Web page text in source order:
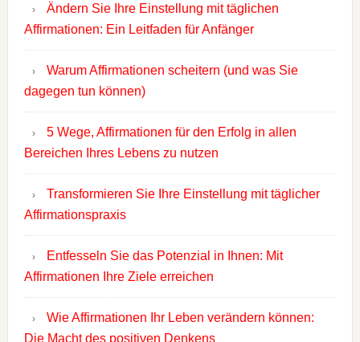
Ändern Sie Ihre Einstellung mit täglichen
Affirmationen: Ein Leitfaden für Anfänger
Warum Affirmationen scheitern (und was Sie
dagegen tun können)
5 Wege, Affirmationen für den Erfolg in allen
Bereichen Ihres Lebens zu nutzen
Transformieren Sie Ihre Einstellung mit täglicher
Affirmationspraxis
Entfesseln Sie das Potenzial in Ihnen: Mit
Affirmationen Ihre Ziele erreichen
Wie Affirmationen Ihr Leben verändern können:
Die Macht des positiven Denkens